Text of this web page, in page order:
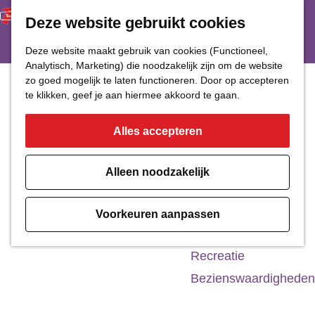
Deze website gebruikt cookies
Deze website maakt gebruik van cookies (Functioneel,
Analytisch, Marketing) die noodzakelijk zijn om de website
zo goed mogelijk te laten functioneren. Door op accepteren
te klikken, geef je aan hiermee akkoord te gaan.
Alles accepteren
Alleen noodzakelijk
Voorkeuren aanpassen
Restaurant
Eetcafé
Café of Bar
Nachtclub
Cultuur
Bioscoop & Theater
Uitgaan
Monumenten
Musea
Recreatie
Bezienswaardigheden